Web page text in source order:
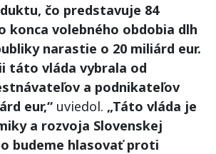
čo predstavuje 84
konca volebného obdobia dlh
narastie o 20 miliárd eur.
táto vláda vybrala od
a podnikateľov
eur,“ uviedol. „Táto vláda je
a rozvoja Slovenskej
budeme hlasovať proti